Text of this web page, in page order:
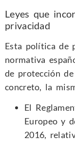
Leyes que
privacidad
Esta política de
normativa
de protección
concreto, la
El
Europeo y
2016,